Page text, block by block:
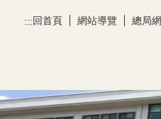
:::回首頁 網站導覽 總局